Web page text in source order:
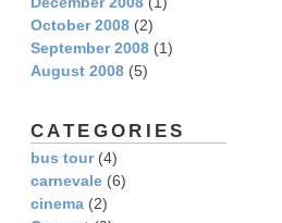
October 2008 (2)
September 2008 (1)
August 2008 (5)
CATEGORIES
bus tour(4)
carnevale (6)
cinema (2)